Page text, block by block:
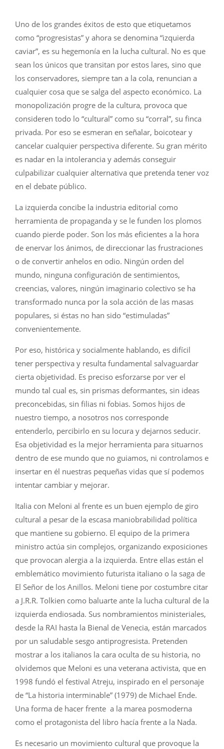
Uno de los grandes éxitos de esto que etiquetamos
como “progresistas” y ahora se denomina “izquierda
caviar”, es su hegemonía en la lucha cultural. No es que
sean los únicos que transitan por estos lares, sino que
los conservadores, siempre tan a la cola, renuncian a
cualquier cosa que se salga del aspecto económico. La
monopolización progre de la cultura, provoca que
consideren todo lo “cultural” como su “corral”, su finca
privada. Por eso se esmeran en señalar, boicotear y
cancelar cualquier perspectiva diferente. Su gran mérito
es nadar en la intolerancia y además conseguir
culpabilizar cualquier alternativa que pretenda tener voz
en el debate público.
La izquierda concibe la industria editorial como
herramienta de propaganda y se le funden los plomos
cuando pierde poder. Son los más eficientes a la hora
de enervar los ánimos, de direccionar las frustraciones
o de convertir anhelos en odio. Ningún orden del
mundo, ninguna configuración de sentimientos,
creencias, valores, ningún imaginario colectivo se ha
transformado nunca por la sola acción de las masas
populares, si éstas no han sido “estimuladas”
convenientemente.
Por eso, histórica y socialmente hablando, es difícil
tener perspectiva y resulta fundamental salvaguardar
cierta objetividad. Es preciso esforzarse por ver el
mundo tal cual es, sin prismas deformantes, sin ideas
preconcebidas, sin filias ni fobias. Somos hijos de
nuestro tiempo, a nosotros nos corresponde
entenderlo, percibirlo en su locura y dejarnos seducir.
Esa objetividad es la mejor herramienta para situarnos
dentro de ese mundo que no guiamos, ni controlamos e
insertar en él nuestras pequeñas vidas que sí podemos
intentar cambiar y mejorar.
Italia con Meloni al frente es un buen ejemplo de giro
cultural a pesar de la escasa maniobrabilidad política
que mantiene su gobierno. El equipo de la primera
ministro actúa sin complejos, organizando exposiciones
que provocan alergia a la izquierda. Entre ellas están el
emblemático movimiento futurista italiano o la saga de
El Señor de los Anillos. Meloni tiene por costumbre citar
a J.R.R. Tolkien como baluarte ante la lucha cultural de la
izquierda endiosada. Sus nombramientos ministeriales,
desde la RAI hasta la Bienal de Venecia, están marcados
por un saludable sesgo antiprogresista. Pretenden
mostrar a los italianos la cara oculta de su historia, no
olvidemos que Meloni es una veterana activista, que en
1998 fundó el festival Atreju, inspirado en el personaje
de “La historia interminable” (1979) de Michael Ende.
Una forma de hacer frente a la marea posmoderna
como el protagonista del libro hacía frente a la Nada.
Es necesario un movimiento cultural que provoque la